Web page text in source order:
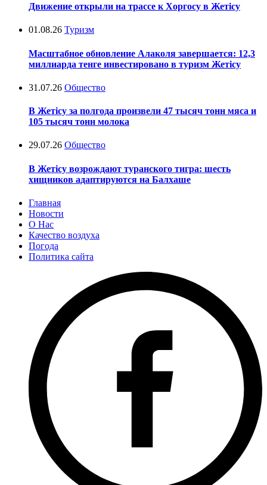
Движение открыли на трассе к Хоргосу в Жетісу
01.08.26 Туризм
Масштабное обновление Алаколя завершается: 12,3
миллиарда тенге инвестировано в туризм Жетісу
31.07.26 Общество
В Жетісу за полгода произвели 47 тысяч тонн мяса и
105 тысяч тонн молока
29.07.26 Общество
В Жетісу возрождают туранского тигра: шесть
хищников адаптируются на Балхаше
Главная
Новости
О Нас
Качество воздуха
Погода
Политика сайта